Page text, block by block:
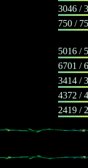
3046 /
750 /
5016 /
6701 /
3414 /
4372 /
2419 /